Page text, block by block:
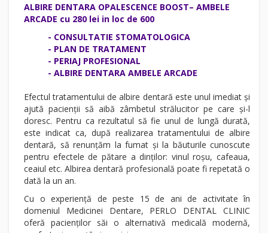
ALBIRE DENTARA OPALESCENCE BOOST– AMBELE
ARCADE cu 280 lei in loc de 600
- CONSULTATIE STOMATOLOGICA
- PLAN DE TRATAMENT
- PERIAJ PROFESIONAL
- ALBIRE DENTARA AMBELE ARCADE
Efectul tratamentului de albire dentară este unul imediat și
ajută pacienții să aibă zâmbetul strălucitor pe care și-l
doresc. Pentru ca rezultatul să fie unul de lungă durată,
este indicat ca, după realizarea tratamentului de albire
dentară, să renunțăm la fumat și la băuturile cunoscute
pentru efectele de pătare a dinților: vinul roșu, cafeaua,
ceaiul etc. Albirea dentară profesională poate fi repetată o
dată la un an.
Cu o experiență de peste 15 de ani de activitate în
domeniul Medicinei Dentare, PERLO DENTAL CLINIC
oferă pacienților săi o alternativă medicală modernă,